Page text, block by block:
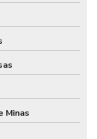
Minas